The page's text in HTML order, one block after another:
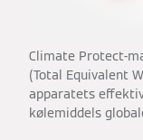
Climate Protect-
(Total Equivalent
apparatets
kølemiddels